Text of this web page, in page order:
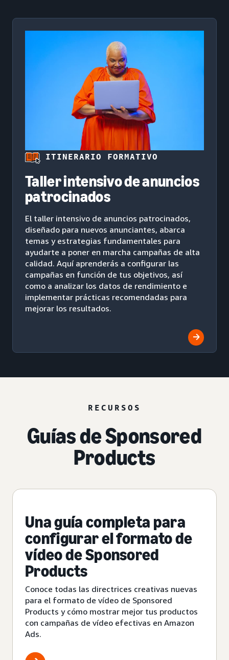
ITINERARIO FORMATIVO
Taller intensivo de anuncios
patrocinados
El taller intensivo de anuncios patrocinados,
diseñado para nuevos anunciantes, abarca
temas y estrategias fundamentales para
ayudarte a poner en marcha campañas de alta
calidad. Aquí aprenderás a configurar las
campañas en función de tus objetivos, así
como a analizar los datos de rendimiento e
implementar prácticas recomendadas para
mejorar los resultados.
RECURSOS
Guías de Sponsored
Products
Una guía completa para
configurar el formato de
vídeo de Sponsored
Products
Conoce todas las directrices creativas nuevas
para el formato de vídeo de Sponsored
Products y cómo mostrar mejor tus productos
con campañas de vídeo efectivas en Amazon
Ads.